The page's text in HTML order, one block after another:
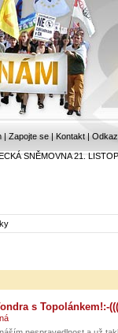
| Zapojte se | Kontakt |
SNĚMOVNA 21.
s Topolánkem!:-(((